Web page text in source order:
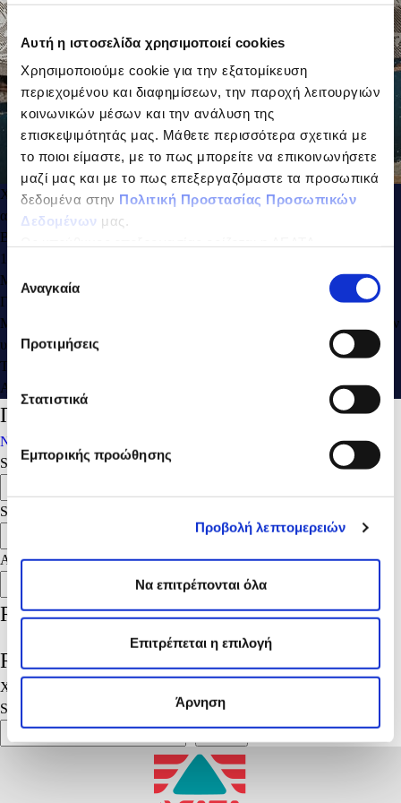
Αυτή η ιστοσελίδα χρησιμοποιεί cookies
Χρησιμοποιούμε cookie για την εξατομίκευση
περιεχομένου και διαφημίσεων, την παροχή λειτουργιών
κοινωνικών μέσων και την ανάλυση της
επισκεψιμότητάς μας. Μάθετε περισσότερα σχετικά με
το ποιοι είμαστε, με το πως μπορείτε να επικοινωνήσετε
μαζί μας και με το πως επεξεργαζόμαστε τα προσωπικά
δεδομένα στην Πολιτική Προστασίας Προσωπικών
Δεδομένων μας.
συγκατάθεσης
Αναγκαία
Προτιμήσεις
Στατιστικά
Εμπορικής προώθησης
Προβολή λεπτομερειών
Να επιτρέπονται όλα
Επιτρέπεται η επιλογή
Άρνηση
Χτυπάτε την κρέμα γάλακτος ΔΕΛΤΑ με την άχνη ζάχαρη μέχρι να
αποκτήσετε μια ελαφριά σαντιγί.
Βάζετε τον καφέ espresso σε ένα μπολ και βυθίζετε τα μπισκότα για
1–2 λεπτά.
Μοιράζετε το 1/3 των μπισκότων στις βάσεις των ποτηριών.
Γεμίζετε με τη μισή ποσότητα κρέμας.
Μοιράζετε ξανά 1/3 των μπισκότων και συνεχίζετε, γεμίζοντας με την
υπόλοιπη κρέμα.
Τέλος, γαρνίρετε με τα υπόλοιπα μπισκότα και σερβίρετε.
Αν θέλετε γαρνίρετε με κόκκους καφέ.
Πλοήγηση άρθρων
Νεότερα άρθρα
Search
Search
Search
Αναζήτηση
Αναζήτηση
Recent Posts
Recent Comments
Χωρίς σχόλια για εμφάνιση.
Search
Search